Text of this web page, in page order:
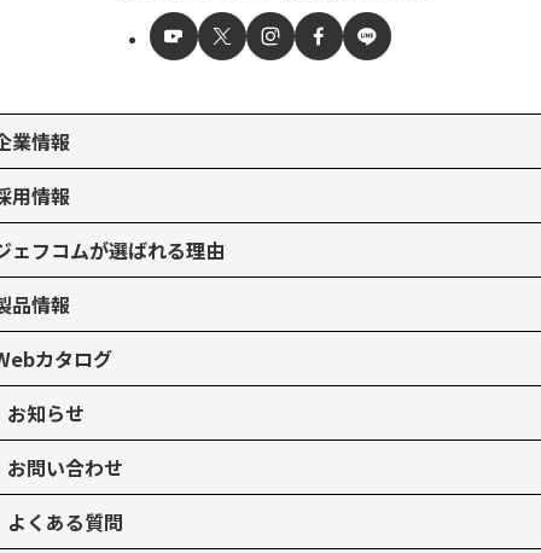
業情報
用情報
ェフコムが選ばれる理由
品情報
カタログ
お知らせ
お問い合わせ
よくある質問